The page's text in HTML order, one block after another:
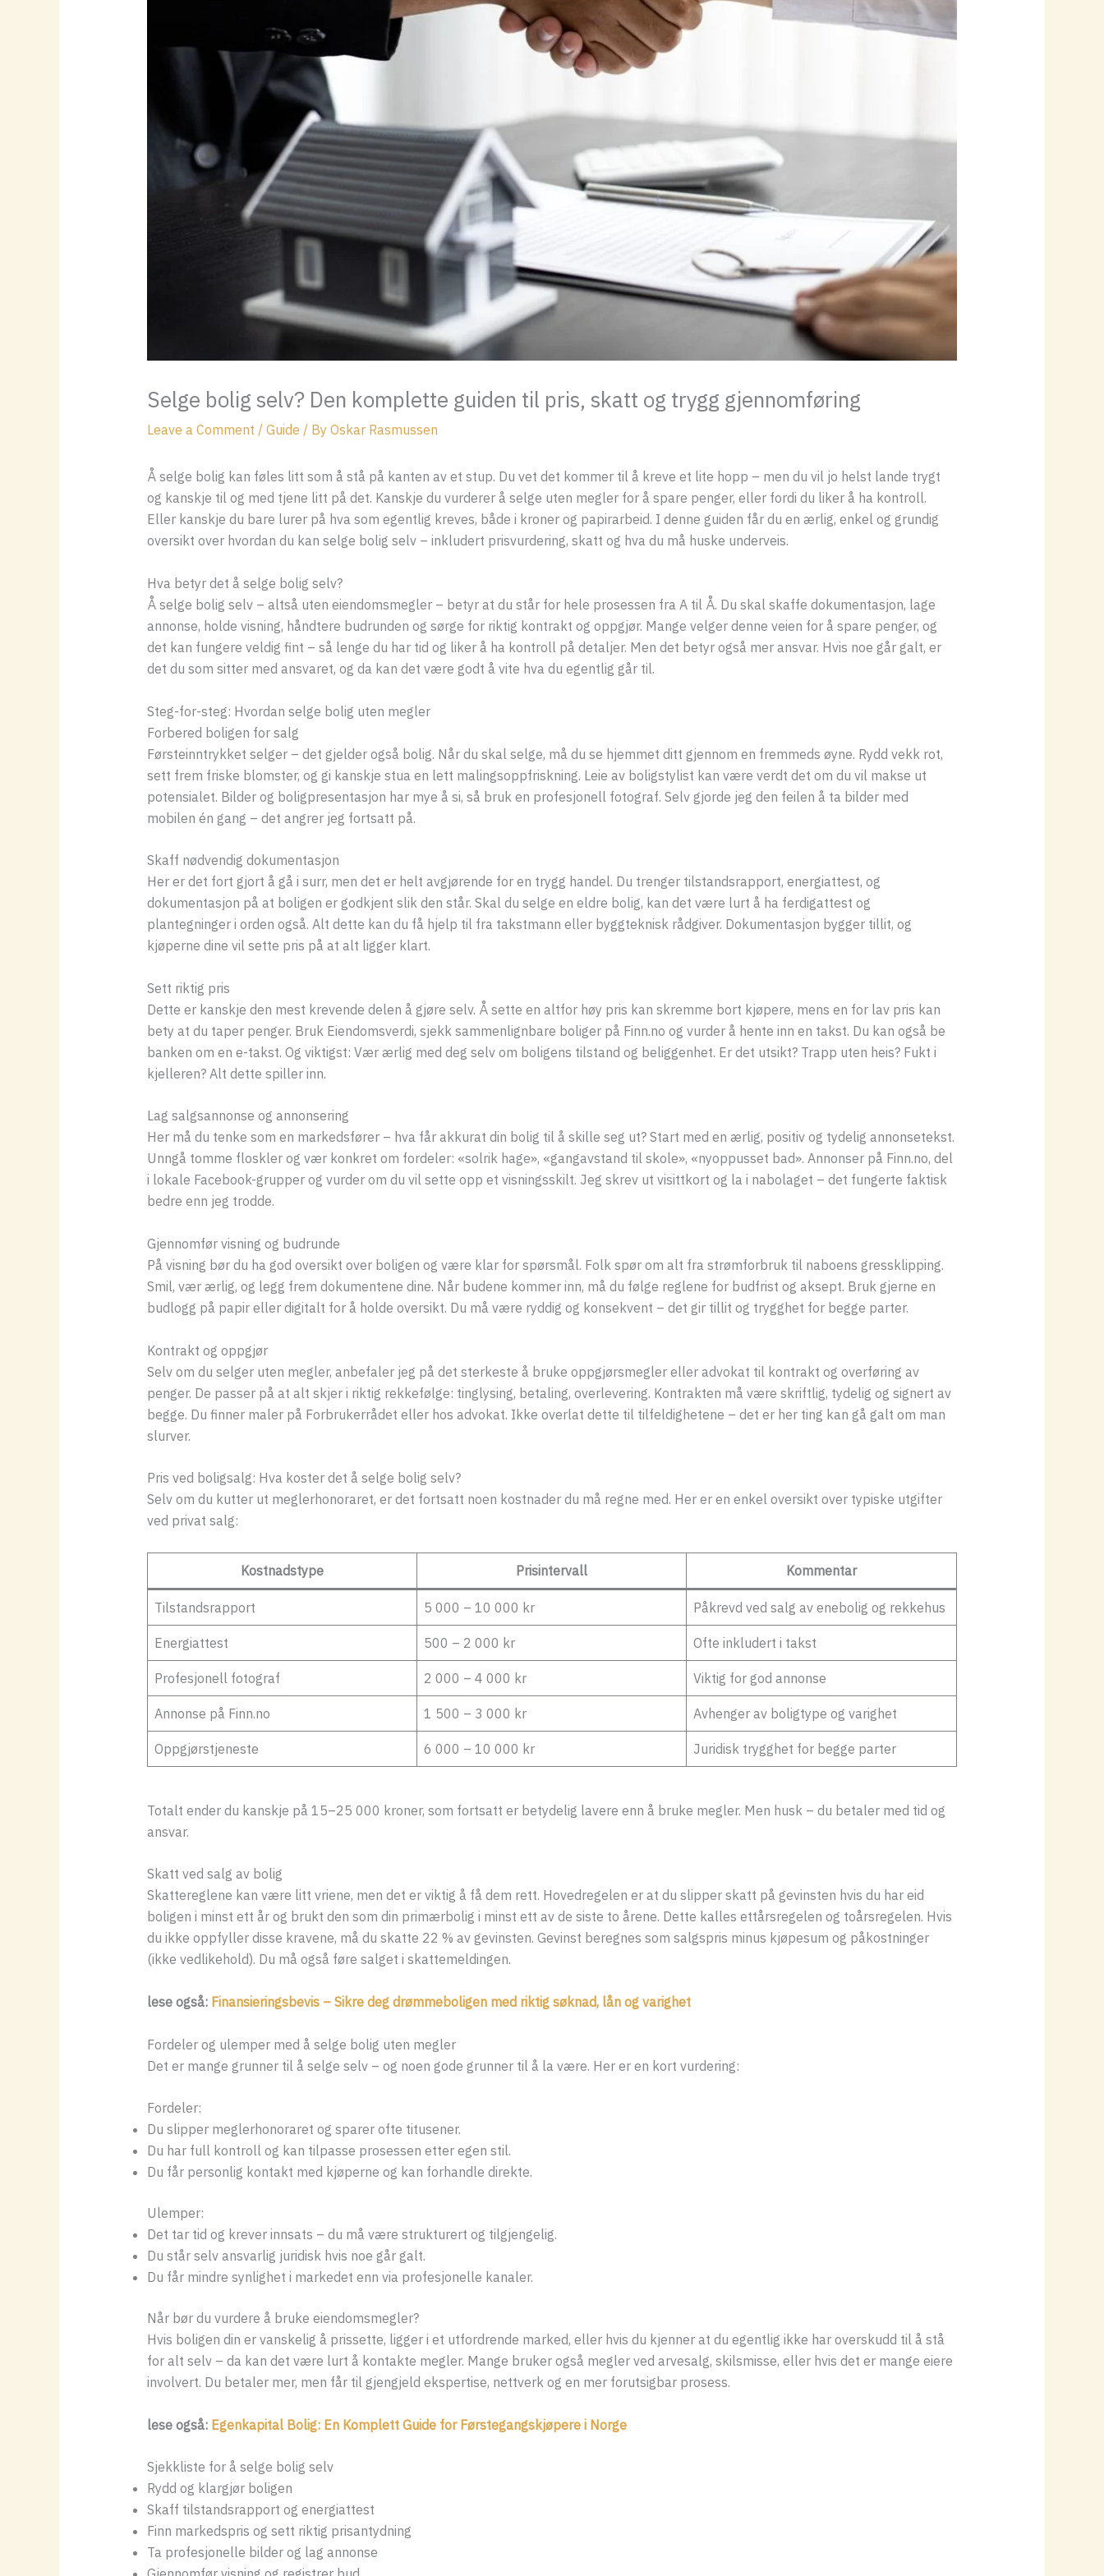
Selge bolig selv? Den komplette guiden til pris, skatt og trygg gjennomføring
Leave a Comment / Guide / By Oskar Rasmussen
Å selge bolig kan føles litt som å stå på kanten av et stup. Du vet det kommer til å kreve et lite hopp – men du vil jo helst lande trygt
og kanskje til og med tjene litt på det. Kanskje du vurderer å selge uten megler for å spare penger, eller fordi du liker å ha kontroll.
Eller kanskje du bare lurer på hva som egentlig kreves, både i kroner og papirarbeid. I denne guiden får du en ærlig, enkel og grundig
oversikt over hvordan du kan selge bolig selv – inkludert prisvurdering, skatt og hva du må huske underveis.
Hva betyr det å selge bolig selv?
Å selge bolig selv – altså uten eiendomsmegler – betyr at du står for hele prosessen fra A til Å. Du skal skaffe dokumentasjon, lage
annonse, holde visning, håndtere budrunden og sørge for riktig kontrakt og oppgjør. Mange velger denne veien for å spare penger, og
det kan fungere veldig fint – så lenge du har tid og liker å ha kontroll på detaljer. Men det betyr også mer ansvar. Hvis noe går galt, er
det du som sitter med ansvaret, og da kan det være godt å vite hva du egentlig går til.
Steg-for-steg: Hvordan selge bolig uten megler
Forbered boligen for salg
Førsteinntrykket selger – det gjelder også bolig. Når du skal selge, må du se hjemmet ditt gjennom en fremmeds øyne. Rydd vekk rot,
sett frem friske blomster, og gi kanskje stua en lett malingsoppfriskning. Leie av boligstylist kan være verdt det om du vil makse ut
potensialet. Bilder og boligpresentasjon har mye å si, så bruk en profesjonell fotograf. Selv gjorde jeg den feilen å ta bilder med
mobilen én gang – det angrer jeg fortsatt på.
Skaff nødvendig dokumentasjon
Her er det fort gjort å gå i surr, men det er helt avgjørende for en trygg handel. Du trenger tilstandsrapport, energiattest, og
dokumentasjon på at boligen er godkjent slik den står. Skal du selge en eldre bolig, kan det være lurt å ha ferdigattest og
plantegninger i orden også. Alt dette kan du få hjelp til fra takstmann eller byggteknisk rådgiver. Dokumentasjon bygger tillit, og
kjøperne dine vil sette pris på at alt ligger klart.
Sett riktig pris
Dette er kanskje den mest krevende delen å gjøre selv. Å sette en altfor høy pris kan skremme bort kjøpere, mens en for lav pris kan
bety at du taper penger. Bruk Eiendomsverdi, sjekk sammenlignbare boliger på Finn.no og vurder å hente inn en takst. Du kan også be
banken om en e-takst. Og viktigst: Vær ærlig med deg selv om boligens tilstand og beliggenhet. Er det utsikt? Trapp uten heis? Fukt i
kjelleren? Alt dette spiller inn.
Lag salgsannonse og annonsering
Her må du tenke som en markedsfører – hva får akkurat din bolig til å skille seg ut? Start med en ærlig, positiv og tydelig annonsetekst.
Unngå tomme floskler og vær konkret om fordeler: «solrik hage», «gangavstand til skole», «nyoppusset bad». Annonser på Finn.no, del
i lokale Facebook-grupper og vurder om du vil sette opp et visningsskilt. Jeg skrev ut visittkort og la i nabolaget – det fungerte faktisk
bedre enn jeg trodde.
Gjennomfør visning og budrunde
På visning bør du ha god oversikt over boligen og være klar for spørsmål. Folk spør om alt fra strømforbruk til naboens gressklipping.
Smil, vær ærlig, og legg frem dokumentene dine. Når budene kommer inn, må du følge reglene for budfrist og aksept. Bruk gjerne en
budlogg på papir eller digitalt for å holde oversikt. Du må være ryddig og konsekvent – det gir tillit og trygghet for begge parter.
Kontrakt og oppgjør
Selv om du selger uten megler, anbefaler jeg på det sterkeste å bruke oppgjørsmegler eller advokat til kontrakt og overføring av
penger. De passer på at alt skjer i riktig rekkefølge: tinglysing, betaling, overlevering. Kontrakten må være skriftlig, tydelig og signert av
begge. Du finner maler på Forbrukerrådet eller hos advokat. Ikke overlat dette til tilfeldighetene – det er her ting kan gå galt om man
slurver.
Pris ved boligsalg: Hva koster det å selge bolig selv?
Selv om du kutter ut meglerhonoraret, er det fortsatt noen kostnader du må regne med. Her er en enkel oversikt over typiske utgifter
ved privat salg:
Kostnadstype Prisintervall Kommentar
Tilstandsrapport 5 000 – 10 000 kr Påkrevd ved salg av enebolig og rekkehus
Energiattest 500 – 2 000 kr Ofte inkludert i takst
Profesjonell fotograf 2 000 – 4 000 kr Viktig for god annonse
Annonse på Finn.no 1 500 – 3 000 kr Avhenger av boligtype og varighet
Oppgjørstjeneste 6 000 – 10 000 kr Juridisk trygghet for begge parter
Totalt ender du kanskje på 15–25 000 kroner, som fortsatt er betydelig lavere enn å bruke megler. Men husk – du betaler med tid og
ansvar.
Skatt ved salg av bolig
Skattereglene kan være litt vriene, men det er viktig å få dem rett. Hovedregelen er at du slipper skatt på gevinsten hvis du har eid
boligen i minst ett år og brukt den som din primærbolig i minst ett av de siste to årene. Dette kalles ettårsregelen og toårsregelen. Hvis
du ikke oppfyller disse kravene, må du skatte 22 % av gevinsten. Gevinst beregnes som salgspris minus kjøpesum og påkostninger
(ikke vedlikehold). Du må også føre salget i skattemeldingen.
lese også: Finansieringsbevis – Sikre deg drømmeboligen med riktig søknad, lån og varighet
Fordeler og ulemper med å selge bolig uten megler
Det er mange grunner til å selge selv – og noen gode grunner til å la være. Her er en kort vurdering:
Fordeler:
Du slipper meglerhonoraret og sparer ofte titusener.
Du har full kontroll og kan tilpasse prosessen etter egen stil.
Du får personlig kontakt med kjøperne og kan forhandle direkte.
Ulemper:
Det tar tid og krever innsats – du må være strukturert og tilgjengelig.
Du står selv ansvarlig juridisk hvis noe går galt.
Du får mindre synlighet i markedet enn via profesjonelle kanaler.
Når bør du vurdere å bruke eiendomsmegler?
Hvis boligen din er vanskelig å prissette, ligger i et utfordrende marked, eller hvis du kjenner at du egentlig ikke har overskudd til å stå
for alt selv – da kan det være lurt å kontakte megler. Mange bruker også megler ved arvesalg, skilsmisse, eller hvis det er mange eiere
involvert. Du betaler mer, men får til gjengjeld ekspertise, nettverk og en mer forutsigbar prosess.
lese også: Egenkapital Bolig: En Komplett Guide for Førstegangskjøpere i Norge
Sjekkliste for å selge bolig selv
Rydd og klargjør boligen
Skaff tilstandsrapport og energiattest
Finn markedspris og sett riktig prisantydning
Ta profesjonelle bilder og lag annonse